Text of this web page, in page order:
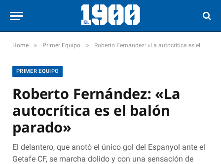
Home » Primer Equipo » Roberto Fernández: «La autocrítica es el balón parado»
PRIMER EQUIPO
Roberto Fernández: «La
autocrítica es el balón
parado»
El delantero, que anotó el único gol del Espanyol ante el
Getafe CF, se marcha dolido y con una sensación de